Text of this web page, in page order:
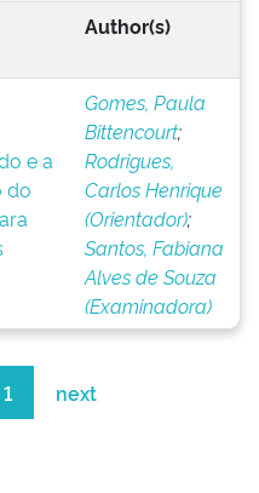
Author(s)
e a
do
Gomes, Paula
Bittencourt;
Rodrigues,
Carlos Henrique
(Orientador);
Santos, Fabiana
Alves de Souza
(Examinadora)
1 next